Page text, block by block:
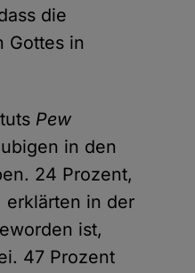
die
Gottes in
Pew
in den
24 Prozent,
erklärten in der
ist,
47 Prozent